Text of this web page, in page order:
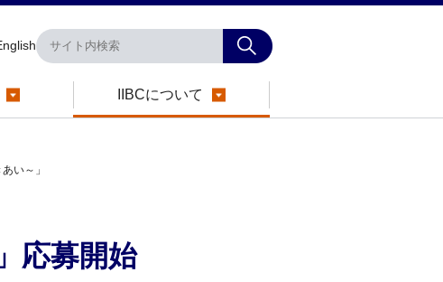
IIBCについて
い～」
応募開始